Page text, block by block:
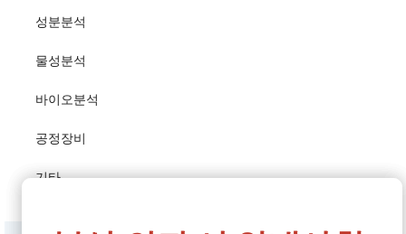
성분분석
물성분석
바이오분석
공정장비
기타
방학기간 단축근무